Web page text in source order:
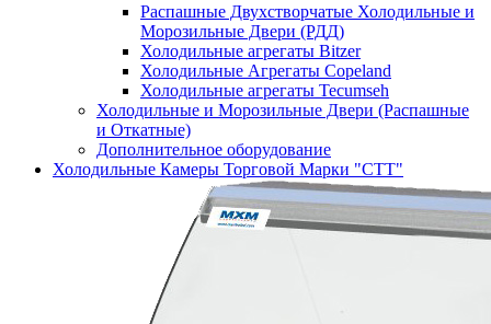
Распашные Двухстворчатые Холодильные и
Морозильные Двери (РДД)
Холодильные агрегаты Bitzer
Холодильные Агрегаты Copeland
Холодильные агрегаты Tecumseh
Холодильные и Морозильные Двери (Распашные
и Откатные)
Дополнительное оборудование
Холодильные Камеры Торговой Марки "СТТ"